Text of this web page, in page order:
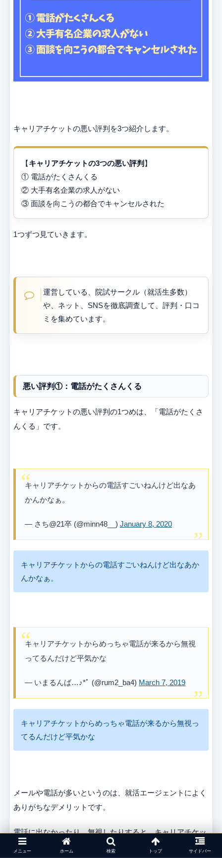
キャリアチケットの悪い評判を3つ紹介します。
【キャリアチケットの3つの悪い評判 】
① 電話がたくさんくる
② 大手有名企業の求人がない
③ 面談を向こうの都合でキャンセルされた
1つずつ見ていきます。
運営している、院試サークル（就活生多数）
や、ネット、SNSを徹底調査して、評判・口コ
ミを集めています。
悪い評判①：電話がたくさんくる
キャリアチケットの悪い評判の1つめは、「電話がたくさ
んくる」です。
キャリアチケットからの電話すごいねんけど出なあ
かんかなぁ。
— さち@21卒 (@minn48__) January 8, 2020
キャリアチケットからの電話すごいねんけど出なあか
んかなぁ。
キャリアチケットからめっちゃ電話が来るから無視
ってるんだけど平気かな
— いまるんば…♪*ﾟ (@rum2_ba4) March 7, 2019
キャリアチケットからめっちゃ電話が来るから無視っ
てるんだけど平気かな
メールや電話が多いというのは、就活エージェントによく
ありがちなデメリットです。
電話に出なかったり、無視したりすると、キャリアチケッ
ト側も要件を確認するために何度もかけ直す必要がありま
メニュー ホーム 検索 トップ サイドバー